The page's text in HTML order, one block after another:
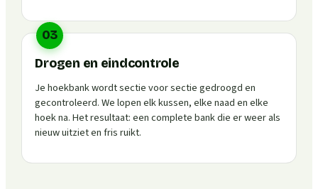
03
Drogen en eindcontrole
Je hoekbank wordt sectie voor sectie gedroogd en
gecontroleerd. We lopen elk kussen, elke naad en elke
hoek na. Het resultaat: een complete bank die er weer als
nieuw uitziet en fris ruikt.